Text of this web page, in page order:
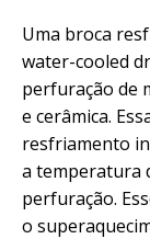
Uma broca
water-cooled
perfuração de
e cerâmica.
resfriamento
a temperatura
perfuração.
o